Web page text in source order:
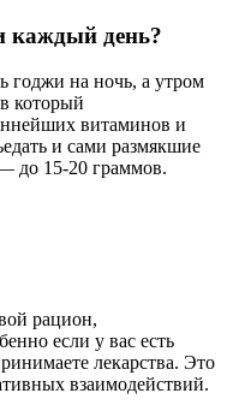
каждый день?
годжи на ночь, а утром
который
витаминов и
и сами размякшие
до 15-20 граммов.
рацион,
если у вас есть
лекарства. Это
взаимодействий.